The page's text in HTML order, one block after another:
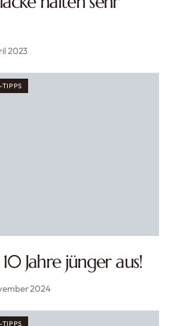
2023
TIPPS
Jahre jünger aus!
2024
TIPPS